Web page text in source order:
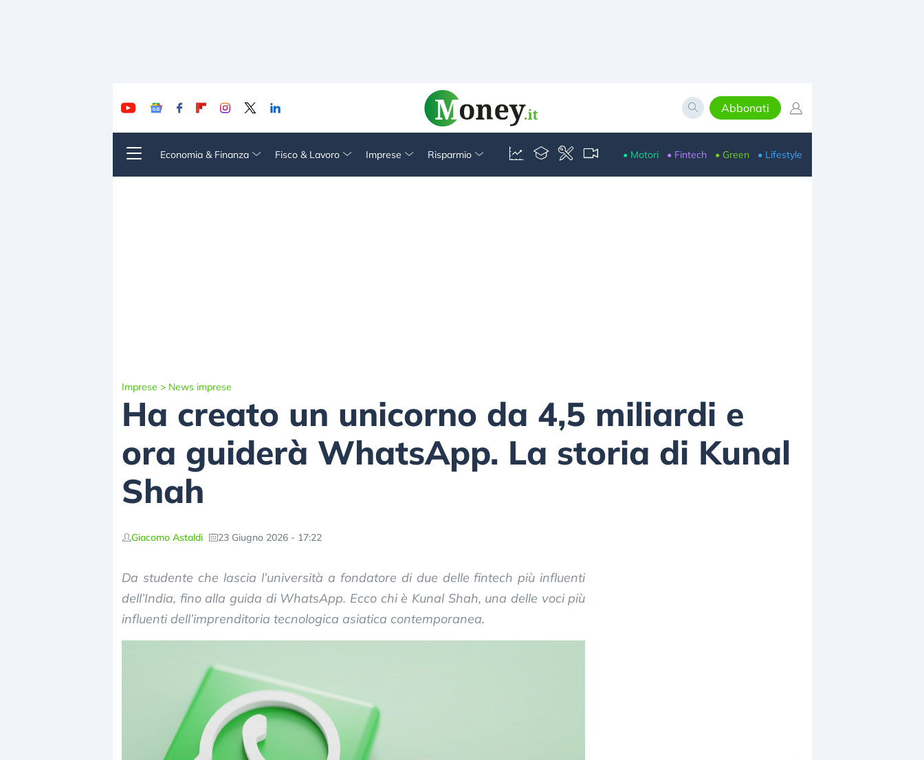
Abbonati
Economia & Finanza Fisco & Lavoro Imprese Risparmio • Motori • Fintech • Green • Lifestyle
Imprese > News imprese
Ha creato un unicorno da 4,5 miliardi e
ora guiderà WhatsApp. La storia di Kunal
Shah
Giacomo Astaldi 23 Giugno 2026 - 17:22
Da studente che lascia l’università a fondatore di due delle fintech più influenti
dell’India, fino alla guida di WhatsApp. Ecco chi è Kunal Shah, una delle voci più
influenti dell’imprenditoria tecnologica asiatica contemporanea.